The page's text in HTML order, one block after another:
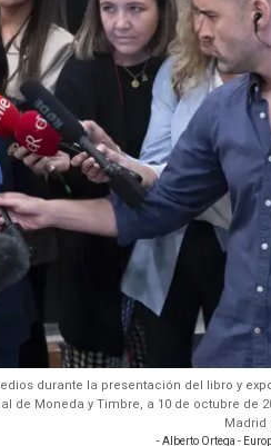
durante la presentación del libro y
de Moneda y Timbre, a 10 de octubre de
Madrid
- Alberto Ortega -